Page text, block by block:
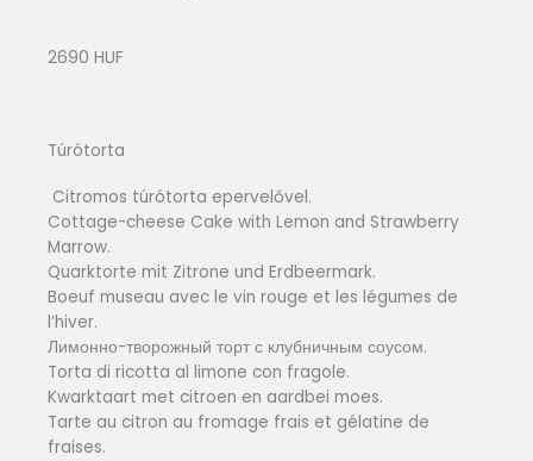
2690 HUF
Túrótorta
Citromos túrótorta epervelővel.
Cottage-cheese Cake with Lemon and Strawberry
Marrow.
Quarktorte mit Zitrone und Erdbeermark.
Boeuf museau avec le vin rouge et les légumes de
l’hiver.
Лимонно-творожный торт с клубничным соусом.
Torta di ricotta al limone con fragole.
Kwarktaart met citroen en aardbei moes.
Tarte au citron au fromage frais et gélatine de
fraises.